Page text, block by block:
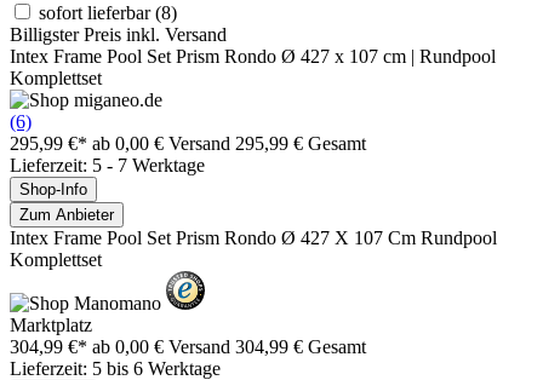
sofort lieferbar(8)
Billigster Preis inkl. Versand
Intex Frame Pool Set Prism Rondo Ø 427 x 107 cm | Rundpool
Komplettset
(6)
295,99 €* ab 0,00 € Versand 295,99 € Gesamt
Lieferzeit: 5 - 7 Werktage
Shop-Info
Zum Anbieter
Intex Frame Pool Set Prism Rondo Ø 427 X 107 Cm Rundpool
Komplettset
Marktplatz
304,99 €* ab 0,00 € Versand 304,99 € Gesamt
Lieferzeit: 5 bis 6 Werktage